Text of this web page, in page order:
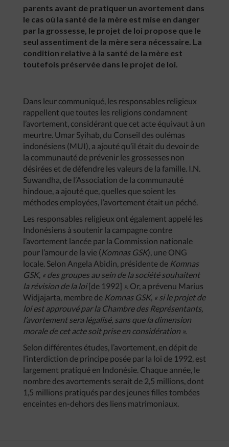
parents avant de pratiquer un avortement dans
le cas où la santé de la mère est mise en danger
par la grossesse, le projet de loi propose que le
seul assentiment de la mère sera nécessaire. La
condition relative à la santé de la mère est
toutefois préservée dans le projet de loi.
Dans leur communiqué, les responsables religieux
rappellent que toutes les religions condamnent
l’avortement, considérant que cet acte équivaut à un
meurtre. Umar Syihab, du Conseil des oulémas
indonésiens (MUI), a ajouté qu’il était du devoir de
la communauté de prévenir les grossesses non
désirées et de défendre les valeurs de la famille. I.N.
Suwandha, de l’Association de la communauté
hindoue, a ajouté que, quelles que soient les
méthodes employées, l’avortement était un péché.
Les responsables religieux ont également appelé les
Indonésiens à soutenir la campagne contre
l’avortement lancée par la Commission nationale
pour l’amour de la vie (Komnas GSK), une ONG
locale. Selon Angela Abidin, présidente de Komnas
GSK, « des groupes au sein de la société souhaitent
la révision de la loi[de 1992] ». Or, a prévenu Marius
Widjajarta, membre de Komnas GSK, « si le projet de
loi est approuvé par la Chambre des Représentants,
l’avortement sera légalisé, sans que la dimension
morale de cet acte soit prise en considération ».
Selon différentes études, l’avortement, en dépit de
l’interdiction de principe posée par la loi de 1992, est
largement pratiqué en Indonésie. Chaque année, le
nombre des avortements serait de 2,5 millions, dont
1,5 millions pratiqués par des jeunes filles tombées
enceintes en-dehors des liens matrimoniaux.